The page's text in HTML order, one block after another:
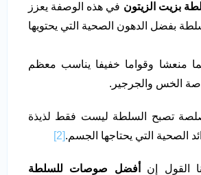
بزيت الزيتون في هذه الوصفة يعزز
بفضل الدهون الصحية التي يحتويها
منعشا وقواما خفيفا يناسب معظم
الخس والجرجير.
تصبح السلطة ليست فقط لذيذة
الصحية التي يحتاجها الجسم.[2]
القول إن
أفضل صوصات للسلطة